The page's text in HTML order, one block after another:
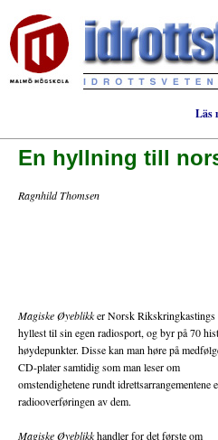
Läs
En hyllning till
Ragnhild Thomsen
Magiske Øyeblikker Norsk
hyllest til sin egen radiosport, og byr på 70
høydepunkter. Disse kan man høre på
CD-plater samtidig som man leser om
omstendighetene rundt idrettsarrangementene
radiooverføringen av dem.
Magiske Øyeblikkhandler for det første om